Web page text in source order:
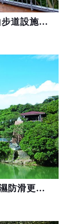
健行趣！觀音山遊憩新亮點 福隆山步道設施更優化
變好走了！情人湖公園環山步道抗濕防滑更友善